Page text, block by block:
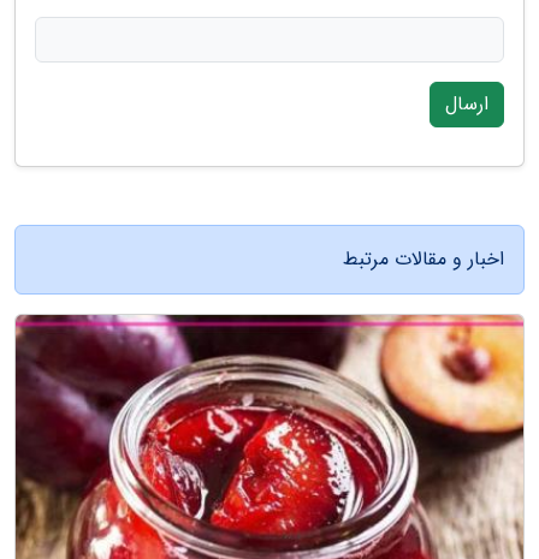
ارسال
اخبار و مقالات مرتبط